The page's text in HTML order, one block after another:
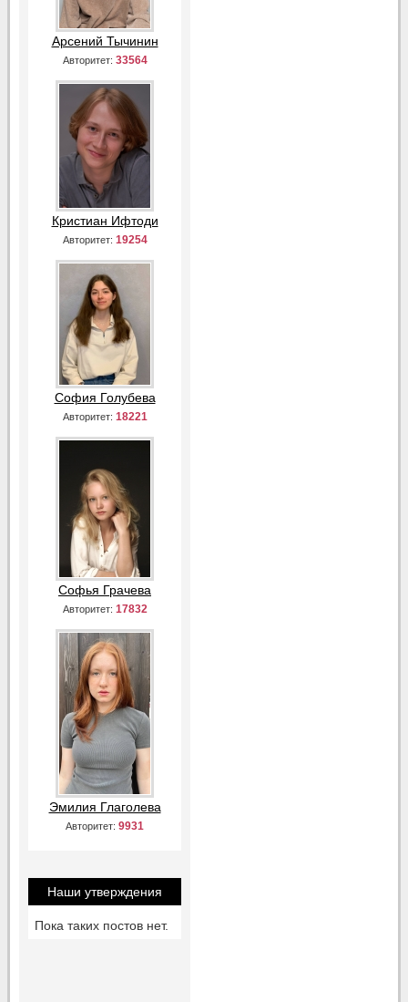
Арсений Тычинин
Авторитет: 33564
Кристиан Ифтоди
Авторитет: 19254
София Голубева
Авторитет: 18221
Софья Грачева
Авторитет: 17832
Эмилия Глаголева
Авторитет: 9931
Наши утверждения
Пока таких постов нет.